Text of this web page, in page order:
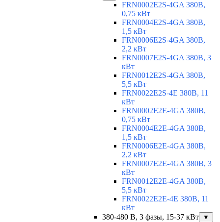
FRN0002E2S-4GA 380В,
0,75 кВт
FRN0004E2S-4GA 380В,
1,5 кВт
FRN0006E2S-4GA 380В,
2,2 кВт
FRN0007E2S-4GA 380В, 3
кВт
FRN0012E2S-4GA 380В,
5,5 кВт
FRN0022E2S-4E 380В, 11
кВт
FRN0002E2E-4GA 380В,
0,75 кВт
FRN0004E2E-4GA 380В,
1,5 кВт
FRN0006E2E-4GA 380В,
2,2 кВт
FRN0007E2E-4GA 380В, 3
кВт
FRN0012E2E-4GA 380В,
5,5 кВт
FRN0022E2E-4E 380В, 11
кВт
380-480 В, 3 фазы, 15-37 кВт
▼